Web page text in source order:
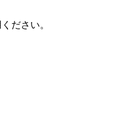
ださい。